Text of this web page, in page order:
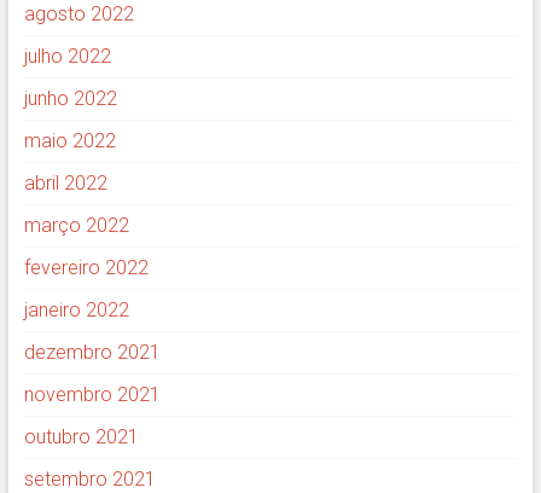
agosto 2022
julho 2022
junho 2022
maio 2022
abril 2022
março 2022
fevereiro 2022
janeiro 2022
dezembro 2021
novembro 2021
outubro 2021
setembro 2021